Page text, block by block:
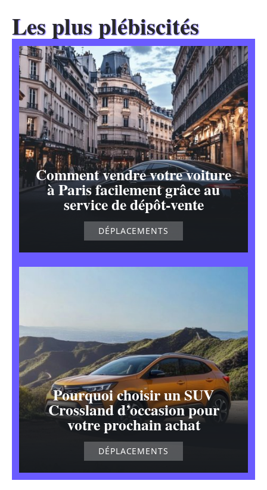
Les plus plébiscités
Comment vendre votre voiture
à Paris facilement grâce au
service de dépôt-vente
DÉPLACEMENTS
Pourquoi choisir un SUV
Crossland d’occasion pour
votre prochain achat
DÉPLACEMENTS